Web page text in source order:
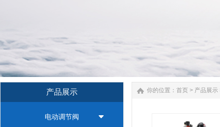
产品展示
电动调节阀
你的位置： 首页 > 产品展示